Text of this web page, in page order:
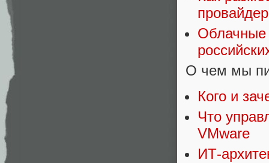
Облачные
О чем мы
Кого и
Что
VMware
ИТ-